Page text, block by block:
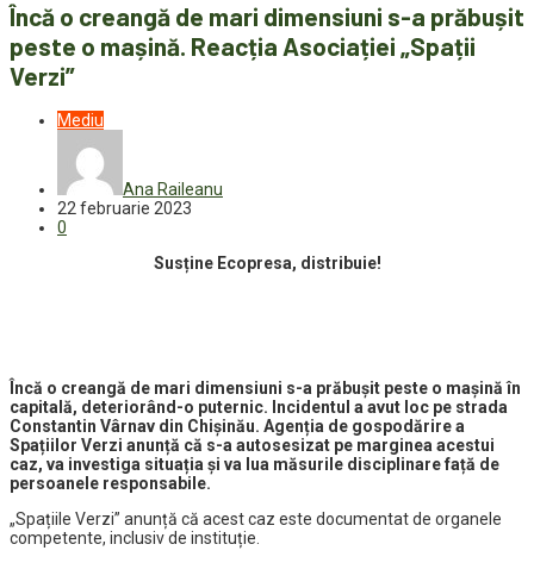
Încă o creangă de mari dimensiuni s-a prăbușit
peste o mașină. Reacția Asociației „Spații
Verzi”
Mediu
Ana Raileanu
22 februarie 2023
0
Susține Ecopresa, distribuie!
Încă o creangă de mari dimensiuni s-a prăbușit peste o mașină în
capitală, deteriorând-o puternic. Incidentul a avut loc pe strada
Constantin Vârnav din Chișinău. Agenția de gospodărire a
Spațiilor Verzi anunță că s-a autosesizat pe marginea acestui
caz, va investiga situația și va lua măsurile disciplinare față de
persoanele responsabile.
„Spațiile Verzi” anunță că acest caz este documentat de organele
competente, inclusiv de instituție.